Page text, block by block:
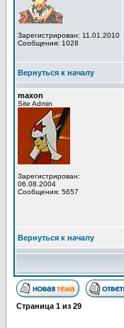
Зарегистрирован: 11.01.2010
Сообщения: 1028
Вернуться к началу
maxon
Site Admin
Зарегистрирован:
06.08.2004
Сообщения: 5657
Вернуться к началу
Страница 1 из 29